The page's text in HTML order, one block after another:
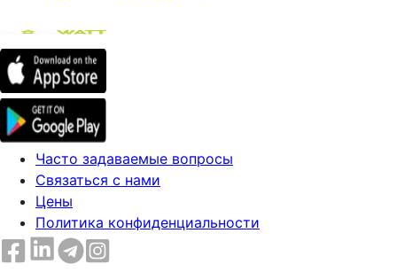
Часто задаваемые вопросы
Связаться с нами
Цены
Политика конфиденциальности